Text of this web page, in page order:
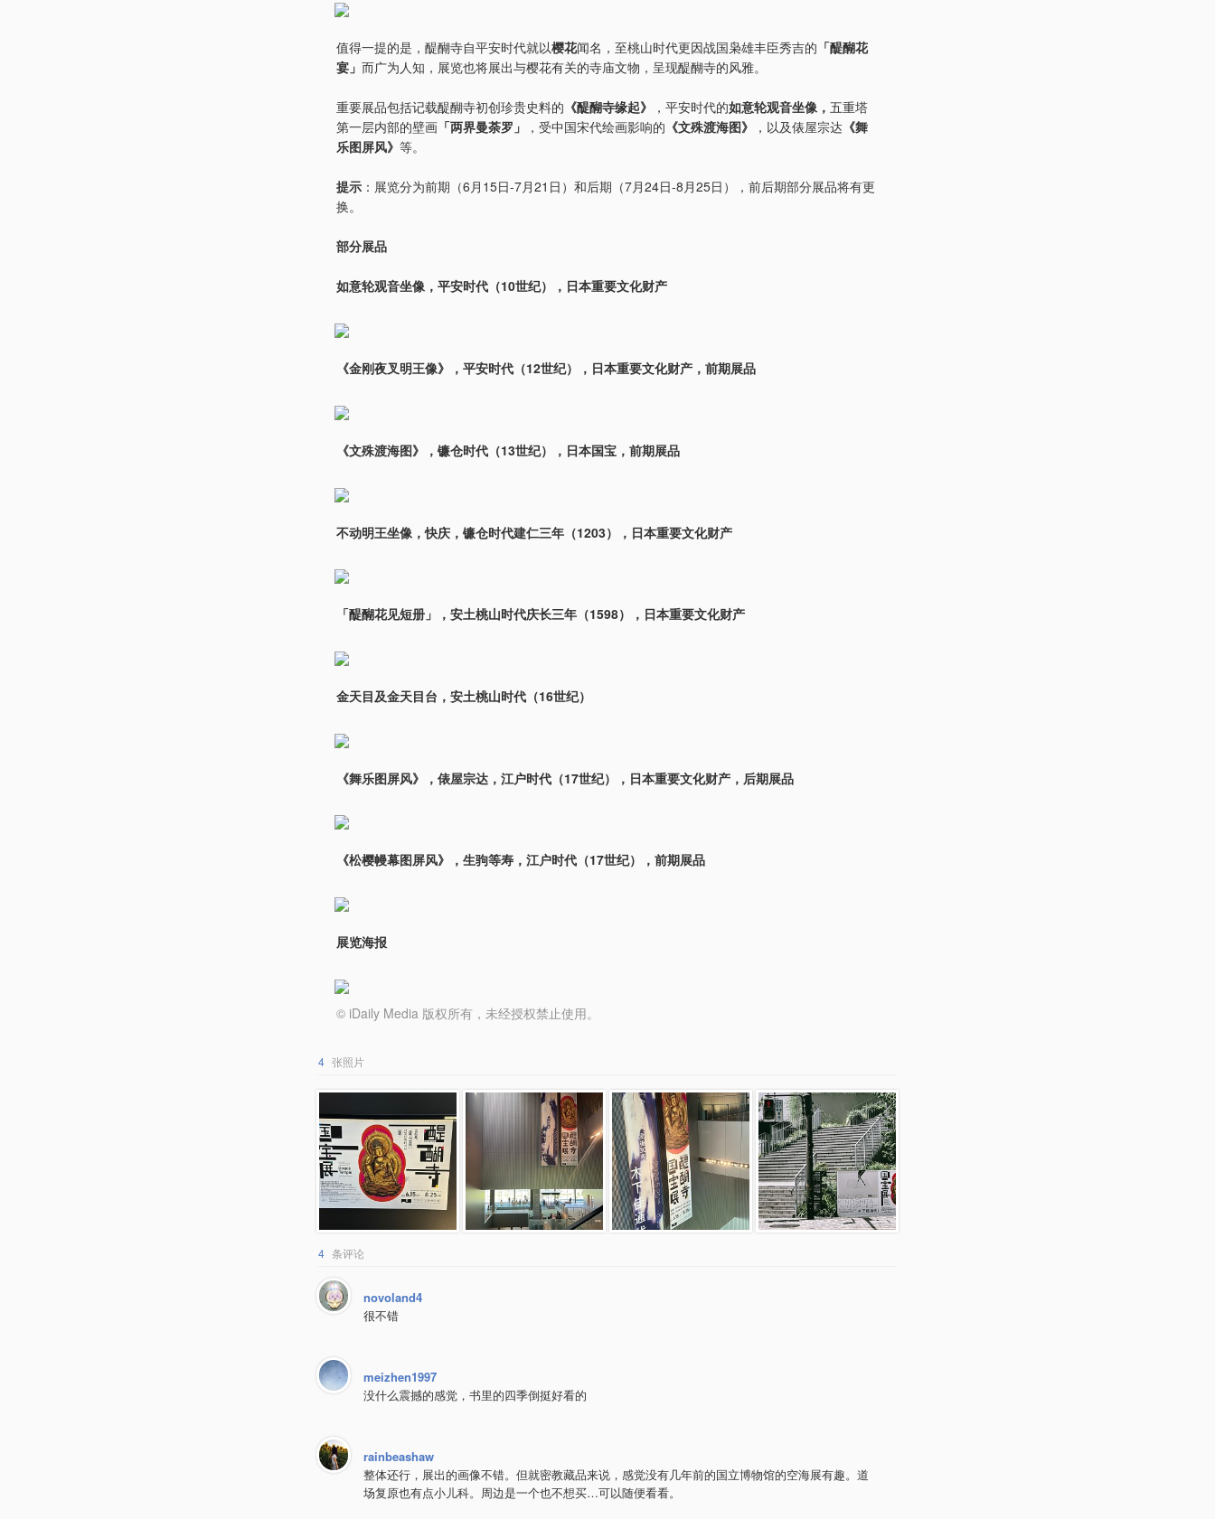
值得一提的是，醍醐寺自平安时代就以樱花闻名，至桃山时代更因战国枭雄丰臣秀吉的 「醍醐花
宴」 而广为人知，展览也将展出与樱花有关的寺庙文物，呈现醍醐寺的风雅。
重要展品包括记载醍醐寺初创珍贵史料的 《醍醐寺缘起》 ，平安时代的如意轮观音坐像， 五重塔
第一层内部的壁画 「两界曼荼罗」 ，受中国宋代绘画影响的 《文殊渡海图》 ，以及俵屋宗达 《舞
乐图屏风》 等。
提示 ：展览分为前期（6月15日-7月21日）和后期（7月24日-8月25日），前后期部分展品将有更
换。
部分展品
如意轮观音坐像，平安时代（10世纪），日本重要文化财产
《金刚夜叉明王像》，平安时代（12世纪），日本重要文化财产，前期展品
《文殊渡海图》，镰仓时代（13世纪），日本国宝，前期展品
不动明王坐像，快庆，镰仓时代建仁三年（1203），日本重要文化财产
「醍醐花见短册」，安土桃山时代庆长三年（1598），日本重要文化财产
金天目及金天目台，安土桃山时代（16世纪）
《舞乐图屏风》，俵屋宗达，江户时代（17世纪），日本重要文化财产，后期展品
《松樱幔幕图屏风》，生驹等寿，江户时代（17世纪），前期展品
展览海报
© iDaily Media 版权所有，未经授权禁止使用。
4 张照片
4 条评论
novoland4
很不错
meizhen1997
没什么震撼的感觉，书里的四季倒挺好看的
rainbeashaw
整体还行，展出的画像不错。但就密教藏品来说，感觉没有几年前的国立博物馆的空海展有趣。道
场复原也有点小儿科。周边是一个也不想买…可以随便看看。